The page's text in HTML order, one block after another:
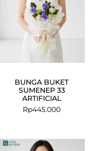
BUNGA BUKET
SUMENEP 33
ARTIFICIAL
Rp445.000